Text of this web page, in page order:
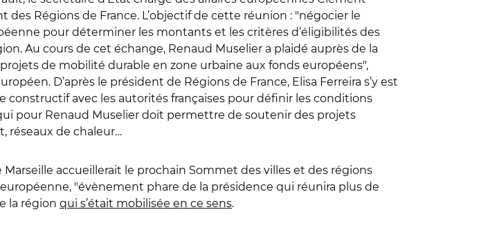
Régions de France. L’objectif de cette réunion : "négocier le
pour déterminer les montants et les critères d’éligibilités des
Au cours de cet échange, Renaud Muselier a plaidé auprès de la
de mobilité durable en zone urbaine aux fonds européens",
D’après le président de Régions de France, Elisa Ferreira s’y est
constructif avec les autorités françaises pour définir les conditions
pour Renaud Muselier doit permettre de soutenir des projets
réseaux de chaleur…
accueillerait le prochain Sommet des villes et des régions
"évènement phare de la présidence qui réunira plus de
la région qui s’était mobilisée en ce sens.